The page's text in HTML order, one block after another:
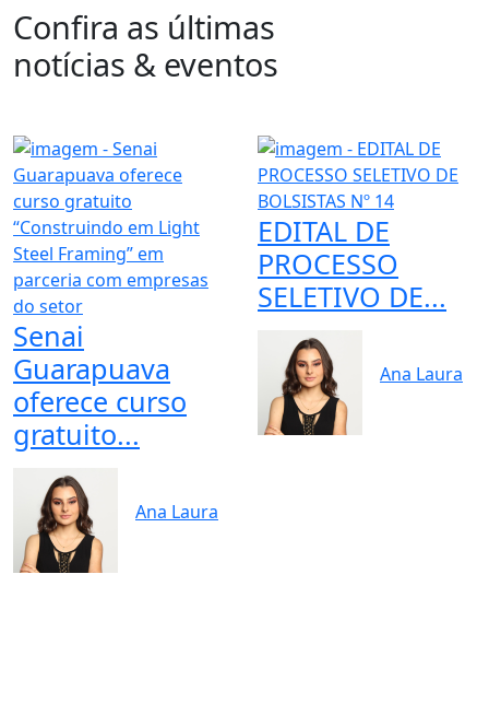
Confira as últimas
notícias & eventos
Senai
Guarapuava
oferece curso
gratuito...
Ana Laura
EDITAL DE
PROCESSO
SELETIVO DE...
Ana Laura